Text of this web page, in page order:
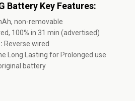
Battery Key Features:
non-removable
100% in 31 min (advertised)
Reverse wired
Long Lasting for Prolonged use
battery